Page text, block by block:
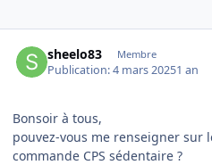
sheelo83 Membre
Publication:4 mars 20251 an
Bonsoir à tous,
pouvez-vous me renseigner sur
commande CPS sédentaire ?